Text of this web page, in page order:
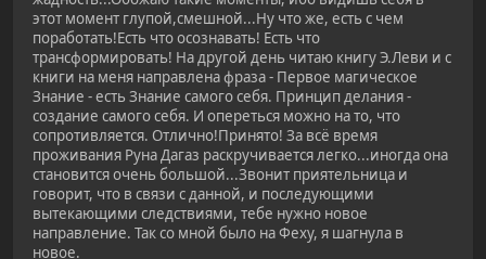
этот момент глупой,смешной...Ну что же, есть с чем
поработать!Есть что осознавать! Есть что
трансформировать! На другой день читаю книгу Э.Леви и с
книги на меня направлена фраза - Первое магическое
Знание - есть Знание самого себя. Принцип делания -
создание самого себя. И опереться можно на то, что
сопротивляется. Отлично!Принято! За всё время
проживания Руна Дагаз раскручивается легко...иногда она
становится очень большой...Звонит приятельница и
говорит, что в связи с данной, и последующими
вытекающими следствиями, тебе нужно новое
направление. Так со мной было на Феху, я шагнула в
новое.